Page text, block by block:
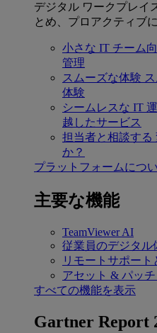
デジタル ワークプレイ
とめ、プロアクティブ
小さな IT チーム
管理
スムーズな体験
体験
シームレスな IT
越したサービス
担当者と相談する
か？
プラットフォームにつ
主要な機能
TeamViewer AI
従業員のデジタル
リモートサポー
アセット & パッ
すべての機能を表示
Gartner Report